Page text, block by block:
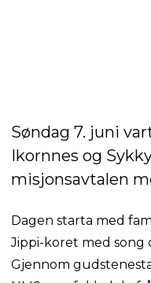
Søndag 7. juni
Ikornnes og
misjonsavtalen
Dagen starta med
Jippi-koret med song
Gjennom